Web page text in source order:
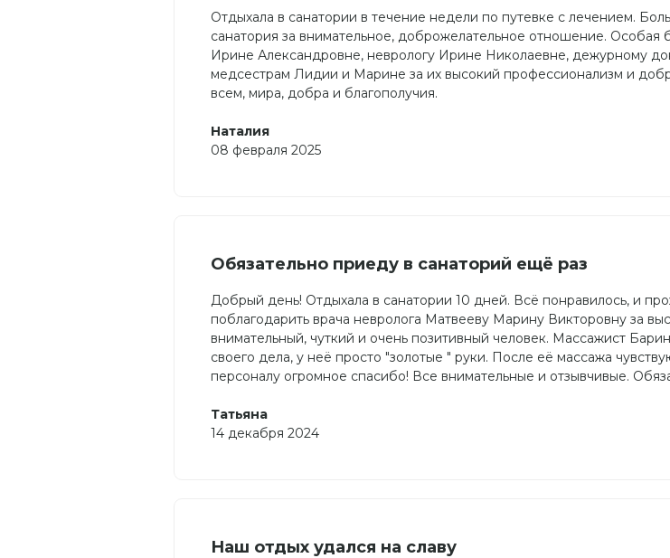
Отдыхала в санатории в течение недели по путевке с лечением.
санатория за внимательное, доброжелательное отношение. Особая
Ирине Александровне, неврологу Ирине Николаевне, дежурному
медсестрам Лидии и Марине за их высокий профессионализм и
всем, мира, добра и благополучия.
Наталия
08 февраля 2025
Обязательно приеду в санаторий ещё раз
Добрый день! Отдыхала в санатории 10 дней. Всё понравилось, и
поблагодарить врача невролога Матвееву Марину Викторовну за
внимательный, чуткий и очень позитивный человек. Массажист
своего дела, у неё просто "золотые " руки. После её массажа
персоналу огромное спасибо! Все внимательные и отзывчивые.
Татьяна
14 декабря 2024
Наш отдых удался на славу